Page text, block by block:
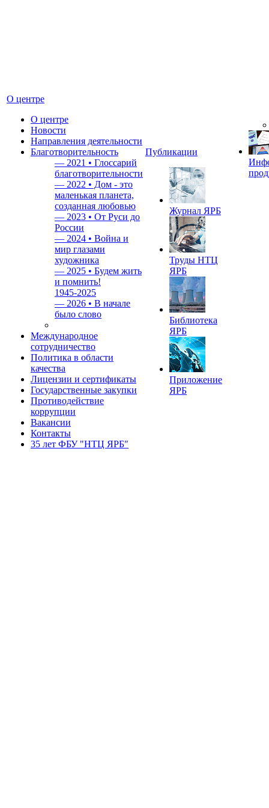
О центре
О центре
Новости
Направления деятельности
Благотворительность
— 2021 • Глоссарий
благотворительности
— 2022 • Дом - это
маленькая планета,
созданная любовью
— 2023 • От Руси до
России
— 2024 • Война и
мир глазами
художника
— 2025 • Будем жить
и помнить!
1945-2025
— 2026 • В начале
было слово
Международное
сотрудничество
Политика в области
качества
Лицензии и сертификаты
Государственные закупки
Противодействие
коррупции
Вакансии
Контакты
35 лет ФБУ "НТЦ ЯРБ"
Публикации
Журнал ЯРБ
Труды НТЦ
ЯРБ
Библиотека
ЯРБ
Приложение
ЯРБ